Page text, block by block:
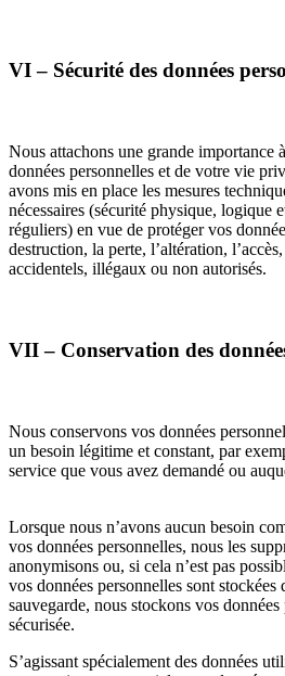
VI – Sécurité des données
Nous attachons une grande importance
données personnelles et de votre vie
avons mis en place les mesures
nécessaires (sécurité physique, logique
réguliers) en vue de protéger vos
destruction, la perte, l’altération,
accidentels, illégaux ou non autorisés.
VII – Conservation des
Nous conservons vos données
un besoin légitime et constant, par
service que vous avez demandé ou
Lorsque nous n’avons aucun besoin
vos données personnelles, nous les
anonymisons ou, si cela n’est pas
vos données personnelles sont stockées
sauvegarde, nous stockons vos
sécurisée.
S’agissant spécialement des données